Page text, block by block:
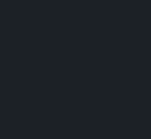
ลดรอยสิวจากธรรมชาติ ลองศึกษา
ารณาความเหมาะสมกับตัวเองก่อน
Cream Plus